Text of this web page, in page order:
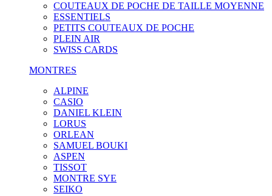
COUTEAUX DE POCHE DE TAILLE MOYENNE
ESSENTIELS
PETITS COUTEAUX DE POCHE
PLEIN AIR
SWISS CARDS
MONTRES
ALPINE
CASIO
DANIEL KLEIN
LORUS
ORLEAN
SAMUEL BOUKI
ASPEN
TISSOT
MONTRE SYE
SEIKO